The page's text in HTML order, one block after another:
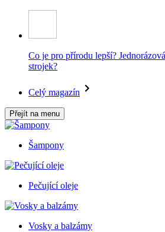
Co je pro přírodu lepší?
strojek?
Celý magazín
Přejít na menu
Šampony
Pečující oleje
Vosky a balzámy